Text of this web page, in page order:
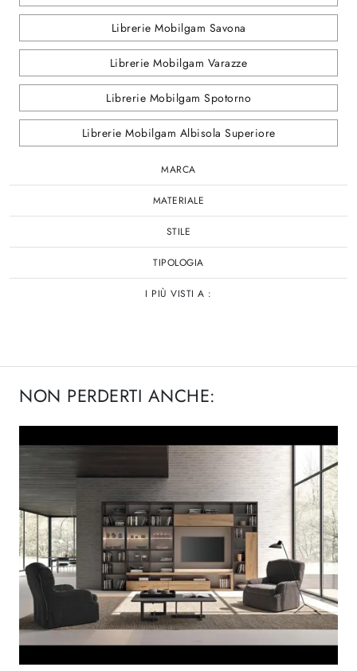
Librerie Mobilgam Savona
Librerie Mobilgam Varazze
Librerie Mobilgam Spotorno
Librerie Mobilgam Albisola Superiore
MARCA
MATERIALE
STILE
TIPOLOGIA
I PIÙ VISTI A :
NON PERDERTI ANCHE: